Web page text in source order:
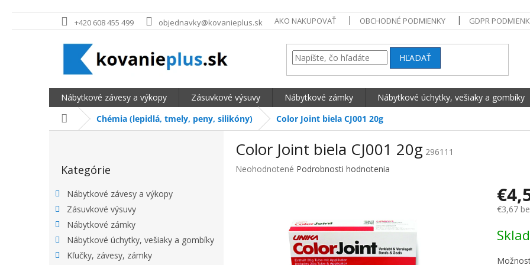
Prejsť na obsah +420 608 455 499 objednavky@kovanieplus.sk AKO NAKUPOVAŤ OBCHODNÉ PODMIENKY GDPR
HĽADAŤ
Nábytkové závesy a výkopy Zásuvkové výsuvy Nábytkové zámky Nábytkové úchytky, vešiaky a gombíky
DomovChémia (lepidlá, tmely, peny, silikóny) Color Joint biela CJ001 20g
BOČNÝ PANEL
Kategórie
Nábytkové závesy a výkopy
Zásuvkové výsuvy
Nábytkové zámky
Nábytkové úchytky, vešiaky a gombíky
Kľučky, závesy, zámky
Color Joint biela CJ001 20g 296111
Priemerné hodnotenie produktu je 0,0 z 5 hviezdičiek.
Neohodnotené Podrobnosti hodnotenia
€3,67